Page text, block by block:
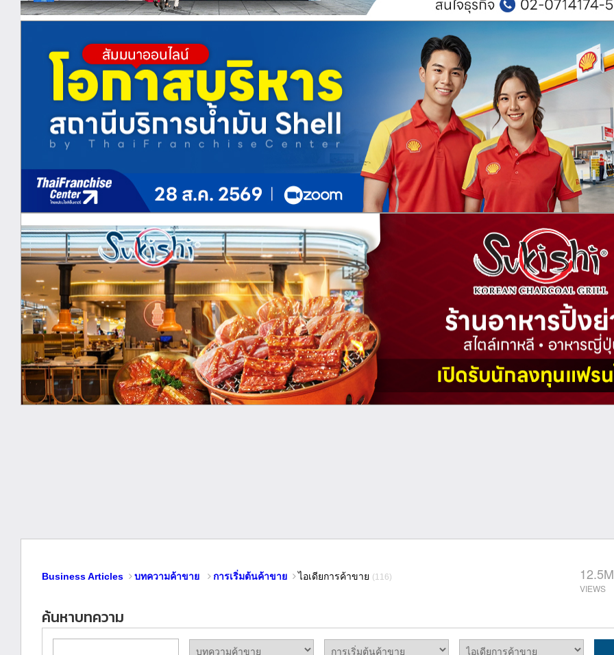
Business Articles บทความค้าขาย การเริ่มต้นค้าขาย ไอเดียการค้าขาย (116) 12.5M
ค้นหาบทความ